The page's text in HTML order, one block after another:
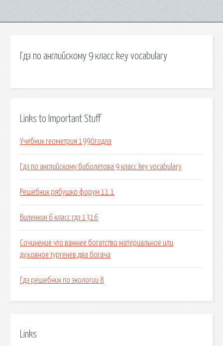
Гдз по английскому 9 класс key vocabulary
Links to Important Stuff
Учебник геометрия 1990годла
Гдз по английскому биболетова 9 класс key vocabulary
Решебник рябушко форум 11.1
Виленкин 6 класс гдз 1316
Сочинение что важнее богатство материальное или
духовное тургенев два богача
Гдз решебник по экологии 8
Links